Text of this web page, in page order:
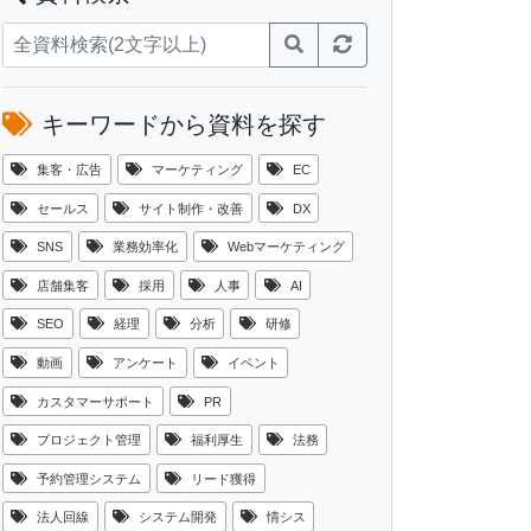
キーワードから資料を探す
集客・広告 マーケティング EC
セールス サイト制作・改善 DX
SNS 業務効率化 Webマーケティング
店舗集客 採用 人事 AI
SEO 経理 分析 研修
動画 アンケート イベント
カスタマーサポート PR
プロジェクト管理 福利厚生 法務
予約管理システム リード獲得
法人回線 システム開発 情シス